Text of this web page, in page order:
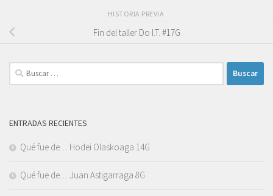
HISTORIA PREVIA
Fin del taller Do I.T. #17G
Buscar:
ENTRADAS RECIENTES
Qué fue de… Hodei Olaskoaga 14G
Qué fue de… Juan Astigarraga 8G